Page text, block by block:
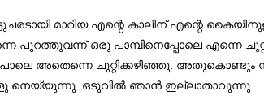
മാറിയ എന്റെ കാലിന്‌ എന്റെ
പുറത്തുവന്ന് ഒരു പാമ്പിനെപ്പോലെ എന്നെ
അതെന്നെ ചുറ്റിക്കഴിഞ്ഞു. അതുകൊണ്ടും
നെയ്യുന്നു. ഒടുവിൽ ഞാൻ ഇല്ലാതാവുന്നു.